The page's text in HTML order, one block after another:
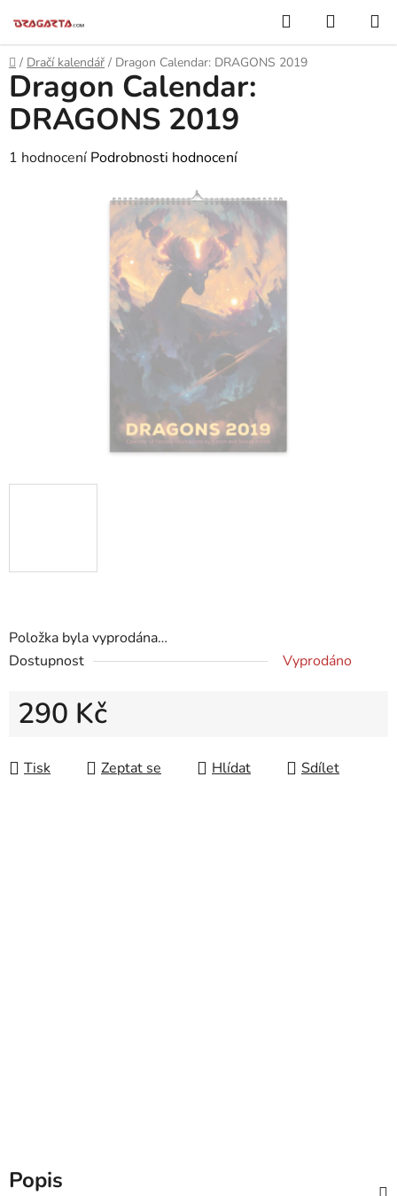
na
obsah
Hledat
KOŠÍK
Domů
/ Dračí kalendář / Dragon Calendar: DRAGONS 2019
Položka byla vyprodána…
Dostupnost
Vyprodáno
290 Kč
Tisk
Zeptat se Hlídat Sdílet
Dragon Calendar:
DRAGONS 2019
Průměrné
1 hodnocení Podrobnosti hodnocení
Popis